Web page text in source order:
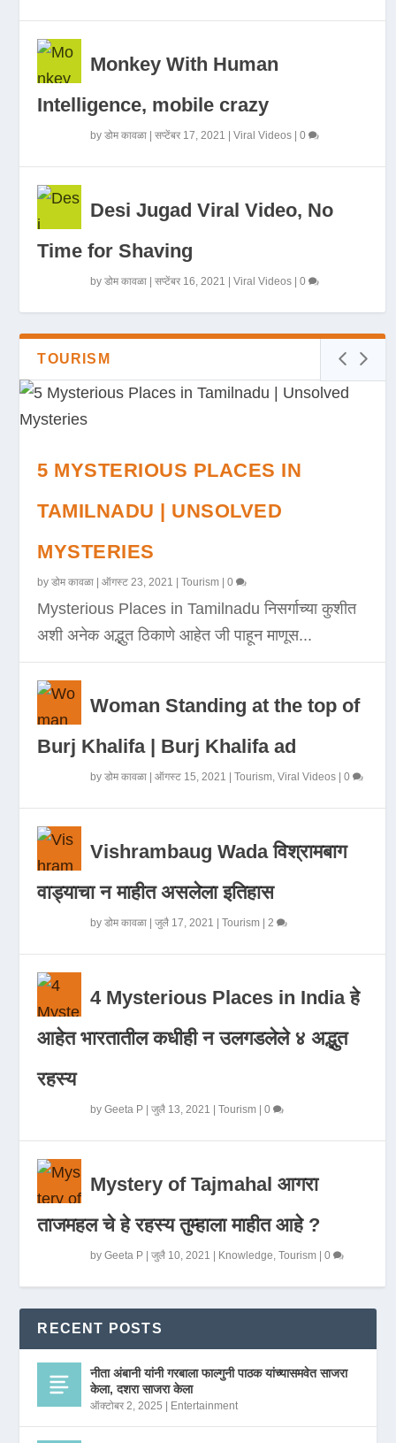
Monkey With Human
Intelligence, mobile crazy
byडोम कावळा |सप्टेंबर 17, 2021 |Viral Videos |0
Desi Jugad Viral Video, No
Time for Shaving
byडोम कावळा |सप्टेंबर 16, 2021 |Viral Videos |0
TOURISM
5 MYSTERIOUS PLACES IN
TAMILNADU | UNSOLVED
MYSTERIES
byडोम कावळा |ऑगस्ट 23, 2021 |Tourism |0
Mysterious Places in Tamilnadu निसर्गाच्या कुशीत
अशी अनेक अद्भुत ठिकाणे आहेत जी पाहून माणूस...
Woman Standing at the top of
Burj Khalifa | Burj Khalifa ad
byडोम कावळा |ऑगस्ट 15, 2021 |Tourism,Viral Videos |0
Vishrambaug Wada विश्रामबाग
वाड्याचा न माहीत असलेला इतिहास
byडोम कावळा |जुलै 17, 2021 |Tourism |2
4 Mysterious Places in India हे
आहेत भारतातील कधीही न उलगडलेले ४ अद्भुत
रहस्य
byGeeta P |जुलै 13, 2021 |Tourism |0
Mystery of Tajmahal आगरा
ताजमहल चे हे रहस्य तुम्हाला माहीत आहे ?
byGeeta P |जुलै 10, 2021 Knowledge,Tourism |0
RECENT POSTS
नीता अंबानी यांनी गरबाला फाल्गुनी पाठक यांच्यासमवेत साजरा
केला, दशरा साजरा केला
ऑक्टोबर 2, 2025 Entertainment